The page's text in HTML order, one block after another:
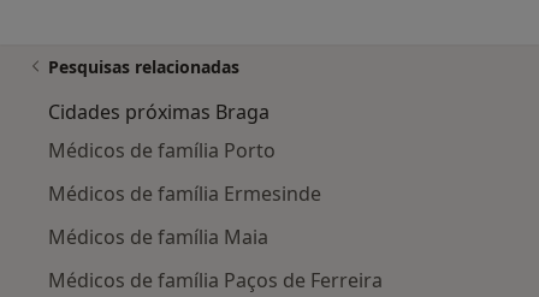
Pesquisas relacionadas
Cidades próximas Braga
Médicos de família Porto
Médicos de família Ermesinde
Médicos de família Maia
Médicos de família Paços de Ferreira